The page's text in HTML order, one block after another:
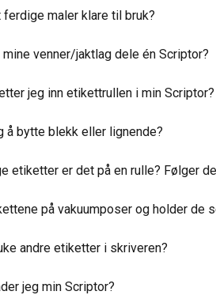
ferdige maler klare til bruk?
mine venner/jaktlag dele én Scriptor?
jeg inn etikettrullen i min Scriptor?
å bytte blekk eller lignende?
etiketter er det på en rulle? Følger
på vakuumposer og holder de
andre etiketter i skriveren?
jeg min Scriptor?